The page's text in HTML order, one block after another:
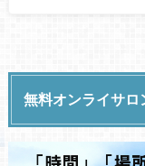
無料オンライサロ